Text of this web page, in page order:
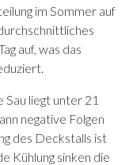
im Sommer auf
auf, was das
Sau liegt unter 21
negative Folgen
des Deckstalls ist
Kühlung sinken die